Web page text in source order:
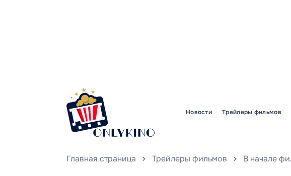
Новости Трейлеры фильмов
Главная страница Трейлеры фильмов